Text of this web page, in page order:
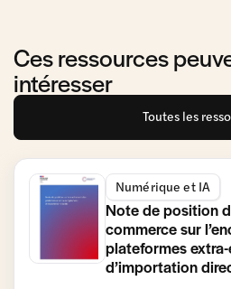
Ces ressources
intéresser
Toutes les
Numérique et IA
Note de position
commerce sur
plateformes
d’importation